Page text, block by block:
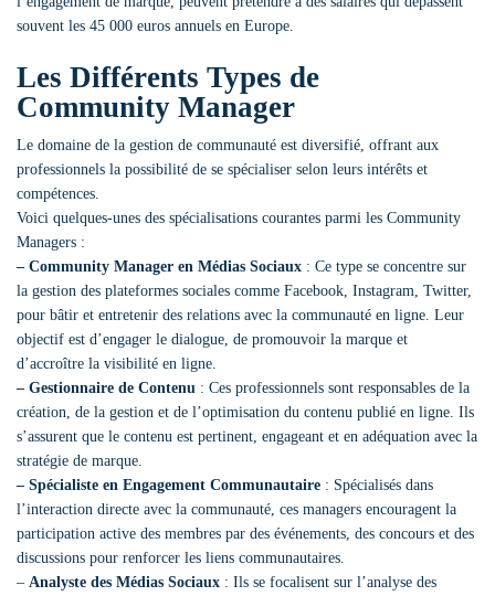
souvent les 45 000 euros annuels en Europe.
Les Différents Types de
Community Manager
Le domaine de la gestion de communauté est diversifié, offrant aux
professionnels la possibilité de se spécialiser selon leurs intérêts et
compétences.
Voici quelques-unes des spécialisations courantes parmi les Community
Managers :
– Community Manager en Médias Sociaux : Ce type se concentre sur
la gestion des plateformes sociales comme Facebook, Instagram, Twitter,
pour bâtir et entretenir des relations avec la communauté en ligne. Leur
objectif est d’engager le dialogue, de promouvoir la marque et
d’accroître la visibilité en ligne.
– Gestionnaire de Contenu : Ces professionnels sont responsables de la
création, de la gestion et de l’optimisation du contenu publié en ligne. Ils
s’assurent que le contenu est pertinent, engageant et en adéquation avec la
stratégie de marque.
– Spécialiste en Engagement Communautaire : Spécialisés dans
l’interaction directe avec la communauté, ces managers encouragent la
participation active des membres par des événements, des concours et des
discussions pour renforcer les liens communautaires.
– Analyste des Médias Sociaux : Ils se focalisent sur l’analyse des